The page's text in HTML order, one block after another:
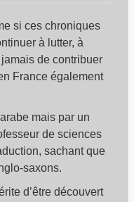
si ces chroniques
à lutter, à
de contribuer
France également
mais par un
de sciences
sachant que
saxons.
d’être découvert